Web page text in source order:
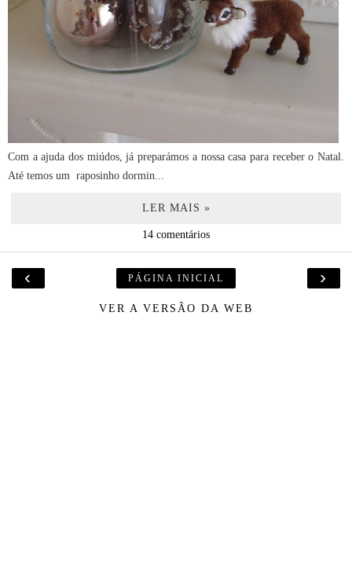
Com a ajuda dos miúdos, já preparámos a nossa casa para receber o Natal.
Até temos um raposinho dormin...
LER MAIS »
14 comentários
‹ ›
PÁGINA INICIAL
VER A VERSÃO DA WEB